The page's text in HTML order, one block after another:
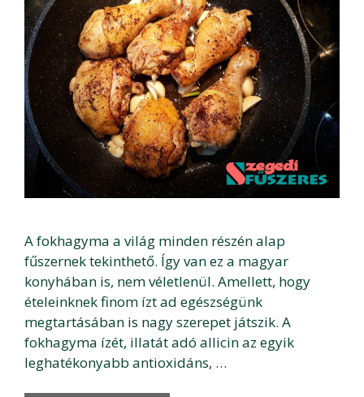
A fokhagyma a világ minden részén alap
fűszernek tekinthető. Így van ez a magyar
konyhában is, nem véletlenül. Amellett, hogy
ételeinknek finom ízt ad egészségünk
megtartásában is nagy szerepet játszik. A
fokhagyma ízét, illatát adó allicin az egyik
leghatékonyabb antioxidáns, …